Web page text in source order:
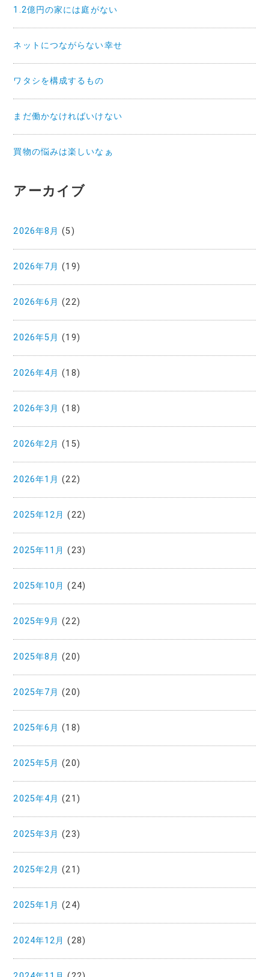
ン
1.2億円の家には庭がない
ネットにつながらない幸せ
ワタシを構成するもの
まだ働かなければいけない
買物の悩みは楽しいなぁ
アーカイブ
2026年8月 (5)
2026年7月 (19)
2026年6月 (22)
2026年5月 (19)
2026年4月 (18)
2026年3月 (18)
2026年2月 (15)
2026年1月 (22)
2025年12月 (22)
2025年11月 (23)
2025年10月 (24)
2025年9月 (22)
2025年8月 (20)
2025年7月 (20)
2025年6月 (18)
2025年5月 (20)
2025年4月 (21)
2025年3月 (23)
2025年2月 (21)
2025年1月 (24)
2024年12月 (28)